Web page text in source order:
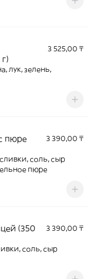
3 525,00 ₸
лук, зелень,
пюре
3 390,00 ₸
соль, сыр
пюре
(350
3 390,00 ₸
соль, сыр